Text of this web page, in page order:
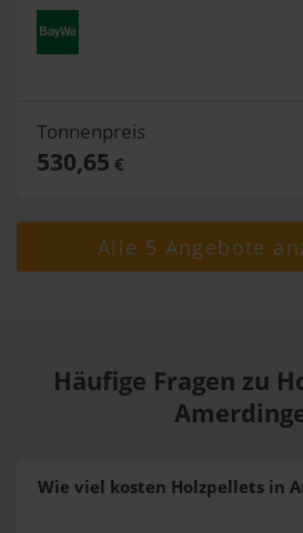
Tonnenpreis
530,65 €
Alle 5 Angebote
Häufige Fragen zu
Wie viel kosten Holzpellets in